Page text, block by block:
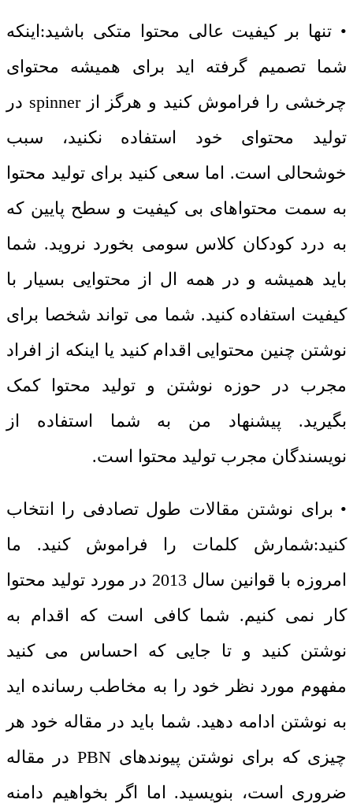
• تنها بر کیفیت عالی محتوا متکی باشید:اینکه
شما تصمیم گرفته اید برای همیشه محتوای
چرخشی را فراموش کنید و هرگز از spinner در
تولید محتوای خود استفاده نکنید، سبب
خوشحالی است. اما سعی کنید برای تولید محتوا
به سمت محتواهای بی کیفیت و سطح پایین که
به درد کودکان کلاس سومی بخورد نروید. شما
باید همیشه و در همه ال از محتوایی بسیار با
کیفیت استفاده کنید. شما می تواند شخصا برای
نوشتن چنین محتوایی اقدام کنید یا اینکه از افراد
مجرب در حوزه نوشتن و تولید محتوا کمک
بگیرید. پیشنهاد من به شما استفاده از
نویسندگان مجرب تولید محتوا است.
• برای نوشتن مقالات طول تصادفی را انتخاب
کنید:شمارش کلمات را فراموش کنید. ما
امروزه با قوانین سال 2013 در مورد تولید محتوا
کار نمی کنیم. شما کافی است که اقدام به
نوشتن کنید و تا جایی که احساس می کنید
مفهوم مورد نظر خود را به مخاطب رسانده اید
به نوشتن ادامه دهید. شما باید در مقاله خود هر
چیزی که برای نوشتن پیوندهای PBN در مقاله
ضروری است، بنویسید. اما اگر بخواهیم دامنه